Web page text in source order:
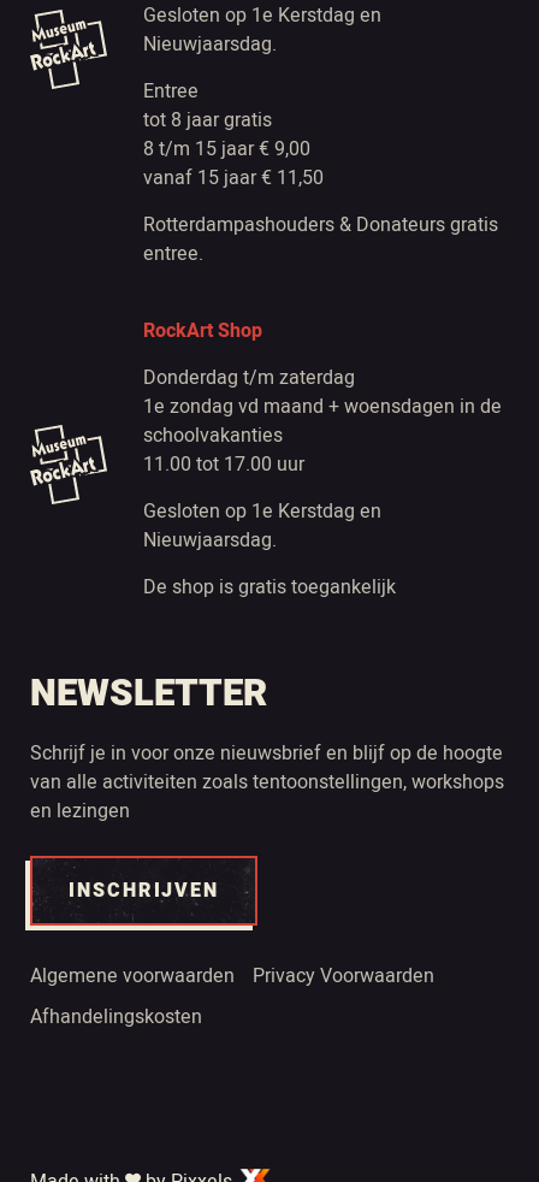
Gesloten op 1e Kerstdag en
Nieuwjaarsdag.
Entree
tot 8 jaar gratis
8 t/m 15 jaar € 9,00
vanaf 15 jaar € 11,50
Rotterdampashouders & Donateurs gratis
entree.
RockArt Shop
Donderdag t/m zaterdag
1e zondag vd maand + woensdagen in de
schoolvakanties
11.00 tot 17.00 uur
Gesloten op 1e Kerstdag en
Nieuwjaarsdag.
De shop is gratis toegankelijk
NEWSLETTER
Schrijf je in voor onze nieuwsbrief en blijf op de hoogte
van alle activiteiten zoals tentoonstellingen, workshops
en lezingen
INSCHRIJVEN
Algemene voorwaarden
Privacy Voorwaarden
Afhandelingskosten